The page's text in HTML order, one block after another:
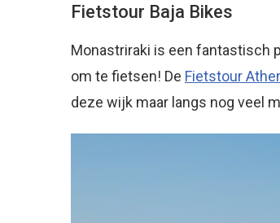
Fietstour Baja Bikes
Monastriraki is een fantastisch
om te fietsen! De Fietstour
deze wijk maar langs nog veel